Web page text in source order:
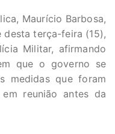
Maurício Barbosa,
terça-feira (15),
Militar, afirmando
que o governo se
medidas que foram
reunião antes da